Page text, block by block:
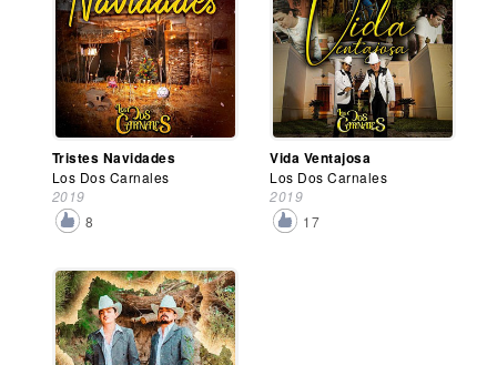
Tristes Navidades
Los Dos Carnales
2019
8
Vida Ventajosa
Los Dos Carnales
2019
17